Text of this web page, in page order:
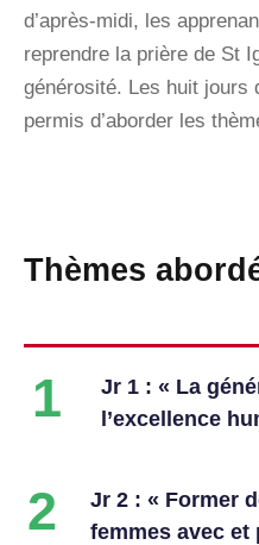
d’après-midi, les
reprendre la prière de St
générosité. Les huit jours
permis d’aborder les
Thèmes
1
Jr 1 : « La
l’excellence
2
Jr 2 : « Former
femmes avec et